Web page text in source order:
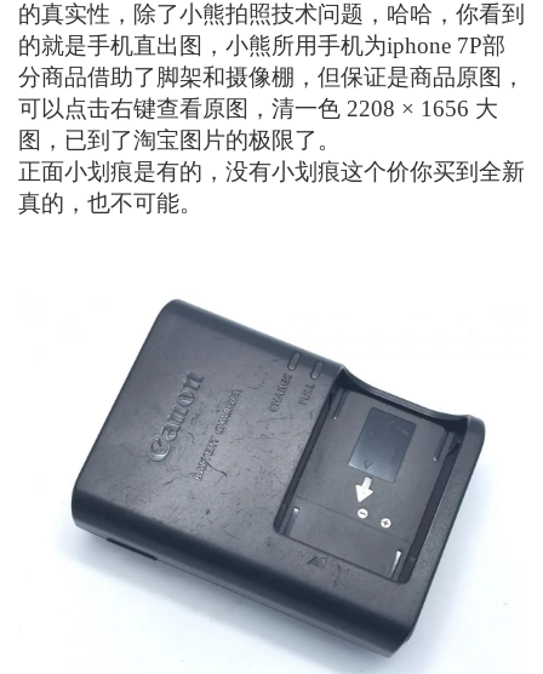
的真实性，除了小熊拍照技术问题，哈哈，你看到
的就是手机直出图，小熊所用手机为iphone 7P部
分商品借助了脚架和摄像棚，但保证是商品原图，
可以点击右键查看原图，清一色 2208 × 1656 大
图，已到了淘宝图片的极限了。
正面小划痕是有的，没有小划痕这个价你买到全新
真的，也不可能。